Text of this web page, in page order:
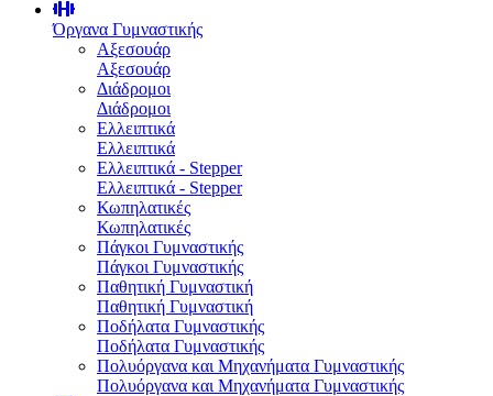
Όργανα Γυμναστικής
Αξεσουάρ
Αξεσουάρ
Διάδρομοι
Διάδρομοι
Ελλειπτικά
Ελλειπτικά
Ελλειπτικά - Stepper
Ελλειπτικά - Stepper
Κωπηλατικές
Κωπηλατικές
Πάγκοι Γυμναστικής
Πάγκοι Γυμναστικής
Παθητική Γυμναστική
Παθητική Γυμναστική
Ποδήλατα Γυμναστικής
Ποδήλατα Γυμναστικής
Πολυόργανα και Μηχανήματα Γυμναστικής
Πολυόργανα και Μηχανήματα Γυμναστικής